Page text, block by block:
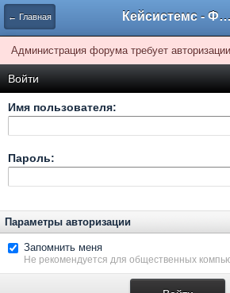
← Главная Кейсистемс - Форумы
Администрация форума требует
Войти
Имя пользователя:
Пароль:
Параметры авторизации
Запомнить меня
Не рекомендуется для общественных